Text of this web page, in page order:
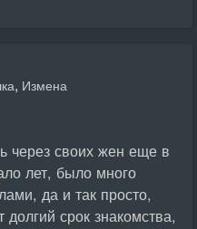
, Измена
через своих жен еще в
лет, было много
да и так просто,
срок знакомства,